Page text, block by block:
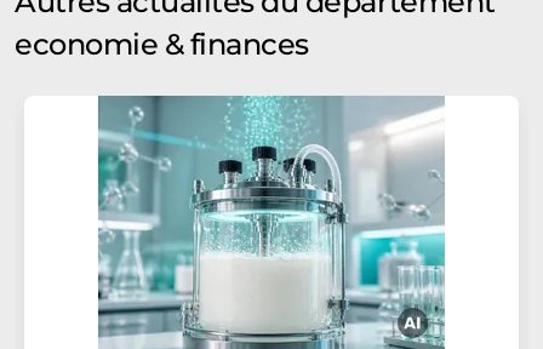
economie & finances